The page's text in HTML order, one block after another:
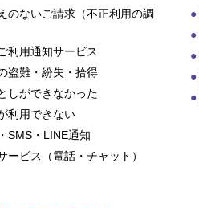
のないご請求（不正利用の調
利用通知サービス
盗難・紛失・拾得
しができなかった
利用できない
SMS・LINE通知
ービス（電話・チャット）